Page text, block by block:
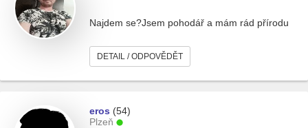
Najdem se?Jsem pohodář a mám rád přírodu
DETAIL / ODPOVĚDĚT
eros (54)
Plzeň